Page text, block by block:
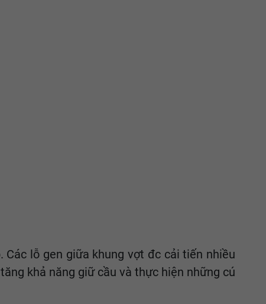
lỗ gen giữa khung vợt đc cải tiến nhiều
khả năng giữ cầu và thực hiện những cú